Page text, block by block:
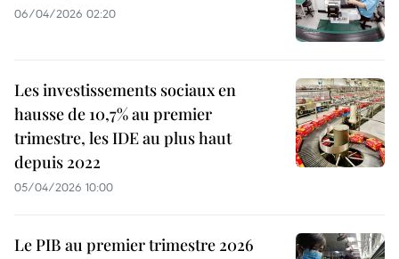
06/04/2026 02:20
Les investissements sociaux en
hausse de 10,7% au premier
trimestre, les IDE au plus haut
depuis 2022
05/04/2026 10:00
Le PIB au premier trimestre 2026